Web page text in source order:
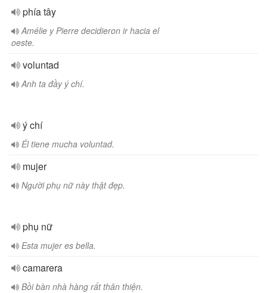
phía tây
Amélie y Pierre decidieron ir hacia el
oeste.
voluntad
Anh ta đầy ý chí.
ý chí
Él tiene mucha voluntad.
mujer
Người phụ nữ này thật đẹp.
phụ nữ
Esta mujer es bella.
camarera
Bồi bàn nhà hàng rất thân thiện.